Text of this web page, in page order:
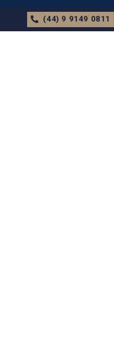
(44) 9 9149 0811